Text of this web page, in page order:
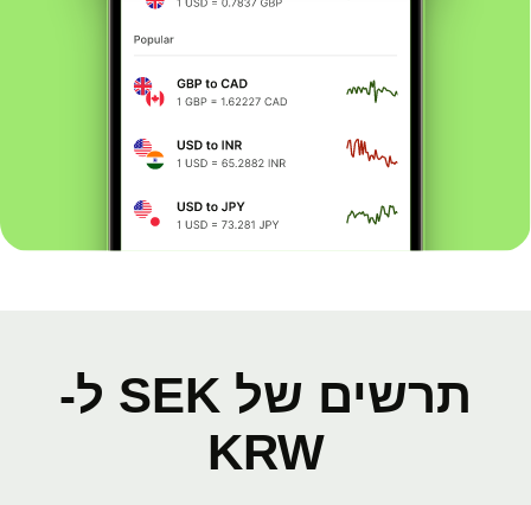
תרשים של SEK ל-
KRW